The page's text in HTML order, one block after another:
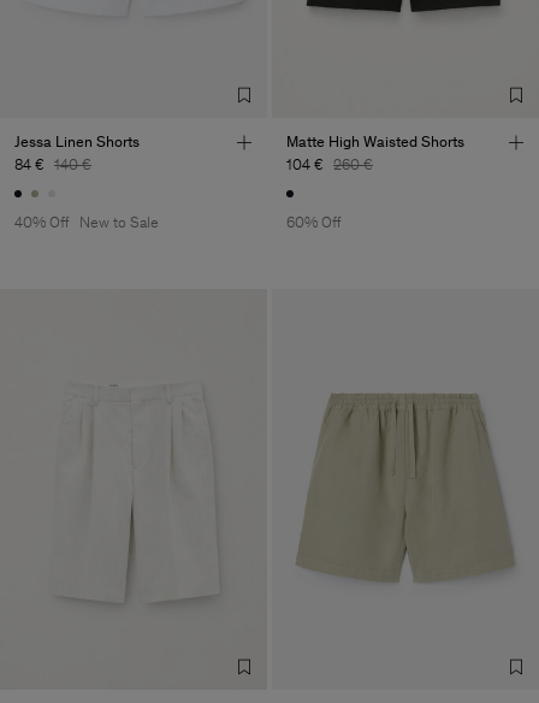
Jessa Linen Shorts
84 € 140 €
40% Off New to Sale
Matte High Waisted Shorts
104 € 260 €
60% Off